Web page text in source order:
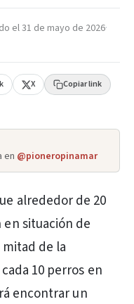
el31 de mayo de 2026·
X Copiar link
en @pioneropinamar
alrededor de 20
situación de
de la
10 perros en
encontrar un